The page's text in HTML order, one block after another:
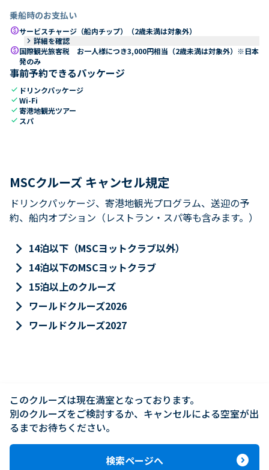
乗船時のお支払い
paidサービスチャージ（船内チップ）（2歳未満は対象外）
keyboard_arrow_right 詳細を確認
paid国際観光旅客税 お一人様につき3,000円相当（2歳未満は対象外）※日本
発のみ
事前予約できるパッケージ
check ドリンクパッケージ
checkWi-Fi
check寄港地観光ツアー
check スパ
MSCクルーズ キャンセル規定
ドリンクパッケージ、寄港地観光プログラム、送迎の予
約、船内オプション（レストラン・スパ等も含みます。）
keyboard_arrow_right 14泊以下（MSCヨットクラブ以外）
keyboard_arrow_right 14泊以下のMSCヨットクラブ
keyboard_arrow_right 15泊以上のクルーズ
keyboard_arrow_right ワールドクルーズ2026
keyboard_arrow_right ワールドクルーズ2027
このクルーズは現在満室となっております。
別のクルーズをご検討するか、キャンセルによる空室が出
るまでお待ちください。
検索ページへ expand_circle_right